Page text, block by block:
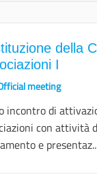
della
I
meeting
incontro di
con attività
e